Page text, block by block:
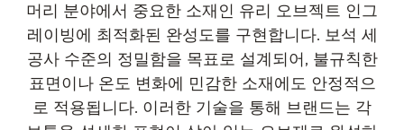
머리 분야에서 중요한 소재인 유리 오브젝트 인그
레이빙에 최적화된 완성도를 구현합니다. 보석 세
공사 수준의 정밀함을 목표로 설계되어, 불규칙한
표면이나 온도 변화에 민감한 소재에도 안정적으
로 적용됩니다. 이러한 기술을 통해 브랜드는 각